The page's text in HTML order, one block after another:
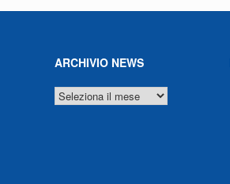
ARCHIVIO NEWS
ARCHIVIO
NEWS